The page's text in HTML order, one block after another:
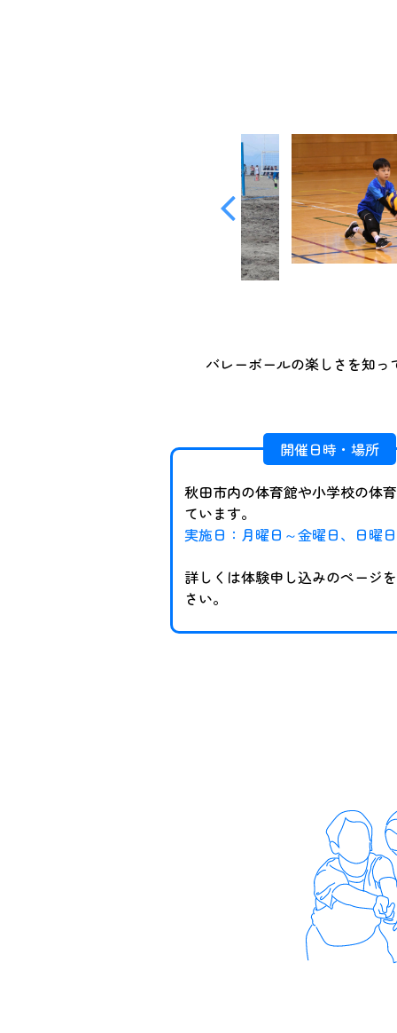
バレーボールの楽しさを知っ
開催日時・場所
秋田市内の体育館や小学校の体
ています。
実施日：月曜日～金曜日、日曜日
詳しくは体験申し込みのページ
さい。